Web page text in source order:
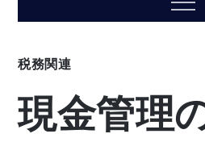
税務関連
現金管理